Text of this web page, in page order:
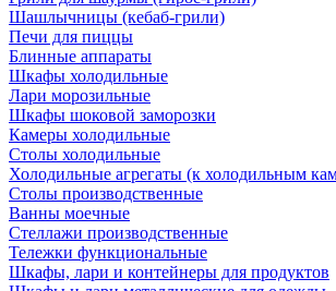
Шашлычницы (кебаб-грили)
Печи для пиццы
Блинные аппараты
Шкафы холодильные
Лари морозильные
Шкафы шоковой заморозки
Камеры холодильные
Столы холодильные
Холодильные агрегаты (к холодильным
Столы производственные
Ванны моечные
Стеллажи производственные
Тележки функциональные
Шкафы, лари и контейнеры для продуктов